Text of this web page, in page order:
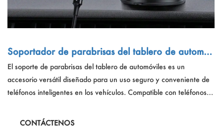
Soportador de parabrisas del tablero de automóv
iles para un teléfono de 4.7-7.2 pulgadas
El soporte de parabrisas del tablero de automóviles es un
accesorio versátil diseñado para un uso seguro y conveniente de
teléfonos inteligentes en los vehículos. Compatible con teléfonos
ofrece capacidad de ajuste múltiple, asegurando un ajuste seguro
CONTÁCTENOS